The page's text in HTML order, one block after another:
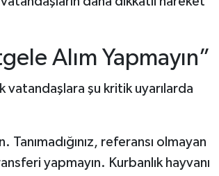
Alım Yapmayın”
vatandaşlara şu kritik uyarılarda
referansı olmayan
yapmayın. Kurbanlık hayvanı